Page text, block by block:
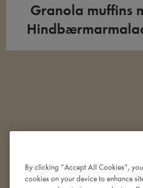
Granola muffins
By clicking “Accept All Cookies”,
cookies on your device to enhance